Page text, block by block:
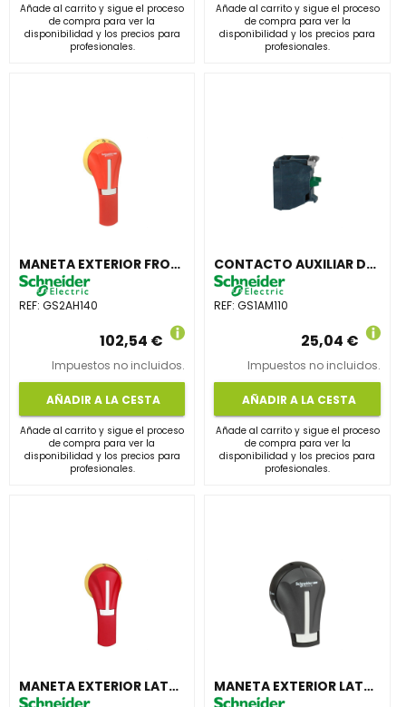
Añade al carrito y sigue el proceso
de compra para ver la
disponibilidad y los precios para
profesionales.
Añade al carrito y sigue el proceso
de compra para ver la
disponibilidad y los precios para
profesionales.
MANETA EXTERIOR FRONTAL 100-400A 3R 12 ROJA
REF: GS2AH140
102,54 €
Impuestos no incluidos.
AÑADIR A LA CESTA
Añade al carrito y sigue el proceso
de compra para ver la
disponibilidad y los precios para
profesionales.
CONTACTO AUXILIAR DE PRECORTE O SEÑALIZACIÓN 1 NA 32A
REF:GS1AM110
25,04 €
Impuestos no incluidos.
AÑADIR A LA CESTA
Añade al carrito y sigue el proceso
de compra para ver la
disponibilidad y los precios para
profesionales.
MANETA EXTERIOR LATERAL DERECHA 100-400A IP65 ROJA MANETA EXTERIOR LATERAL DERECHA 32-63A IP65 NEGRA